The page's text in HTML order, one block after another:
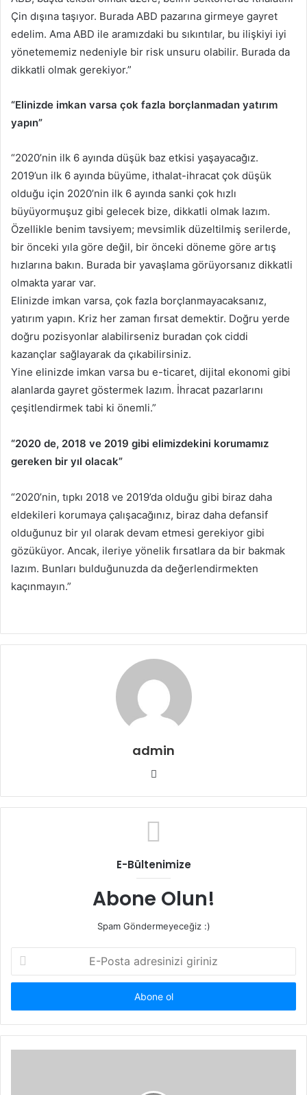
Çin dışına taşıyor. Burada ABD pazarına girmeye gayret
edelim. Ama ABD ile aramızdaki bu sıkıntılar, bu ilişkiyi iyi
yönetememiz nedeniyle bir risk unsuru olabilir. Burada da
dikkatli olmak gerekiyor.”
“Elinizde imkan varsa çok fazla borçlanmadan yatırım
yapın”
“2020’nin ilk 6 ayında düşük baz etkisi yaşayacağız.
2019’un ilk 6 ayında büyüme, ithalat-ihracat çok düşük
olduğu için 2020’nin ilk 6 ayında sanki çok hızlı
büyüyormuşuz gibi gelecek bize, dikkatli olmak lazım.
Özellikle benim tavsiyem; mevsimlik düzeltilmiş serilerde,
bir önceki yıla göre değil, bir önceki döneme göre artış
hızlarına bakın. Burada bir yavaşlama görüyorsanız dikkatli
olmakta yarar var.
Elinizde imkan varsa, çok fazla borçlanmayacaksanız,
yatırım yapın. Kriz her zaman fırsat demektir. Doğru yerde
doğru pozisyonlar alabilirseniz buradan çok ciddi
kazançlar sağlayarak da çıkabilirsiniz.
Yine elinizde imkan varsa bu e-ticaret, dijital ekonomi gibi
alanlarda gayret göstermek lazım. İhracat pazarlarını
çeşitlendirmek tabi ki önemli.”
“2020 de, 2018 ve 2019 gibi elimizdekini korumamız
gereken bir yıl olacak”
“2020’nin, tıpkı 2018 ve 2019’da olduğu gibi biraz daha
eldekileri korumaya çalışacağınız, biraz daha defansif
olduğunuz bir yıl olarak devam etmesi gerekiyor gibi
gözüküyor. Ancak, ileriye yönelik fırsatlara da bir bakmak
lazım. Bunları bulduğunuzda da değerlendirmekten
kaçınmayın.”
admin
Web
E-Bültenimize
Abone Olun!
Spam Göndermeyeceğiz :)
Posta
adresinizi